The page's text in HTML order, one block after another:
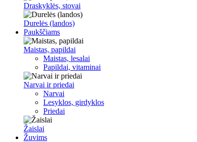
Draskyklės, stovai
Durelės (landos)
Paukščiams
Maistas, papildai
Maistas, lesalai
Papildai, vitaminai
Narvai ir priedai
Narvai
Lesyklos, girdyklos
Priedai
Žaislai
Žuvims